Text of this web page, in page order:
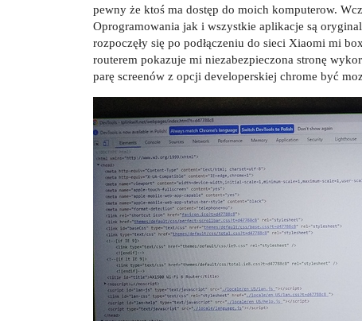
pewny że ktoś ma dostęp do moich komputerow.
Oprogramowania jak i wszystkie aplikacje są
rozpoczęły się po podłączeniu do sieci Xiaomi mi
routerem pokazuje mi niezabezpieczona stronę
parę screenów z opcji developerskiej chrome być